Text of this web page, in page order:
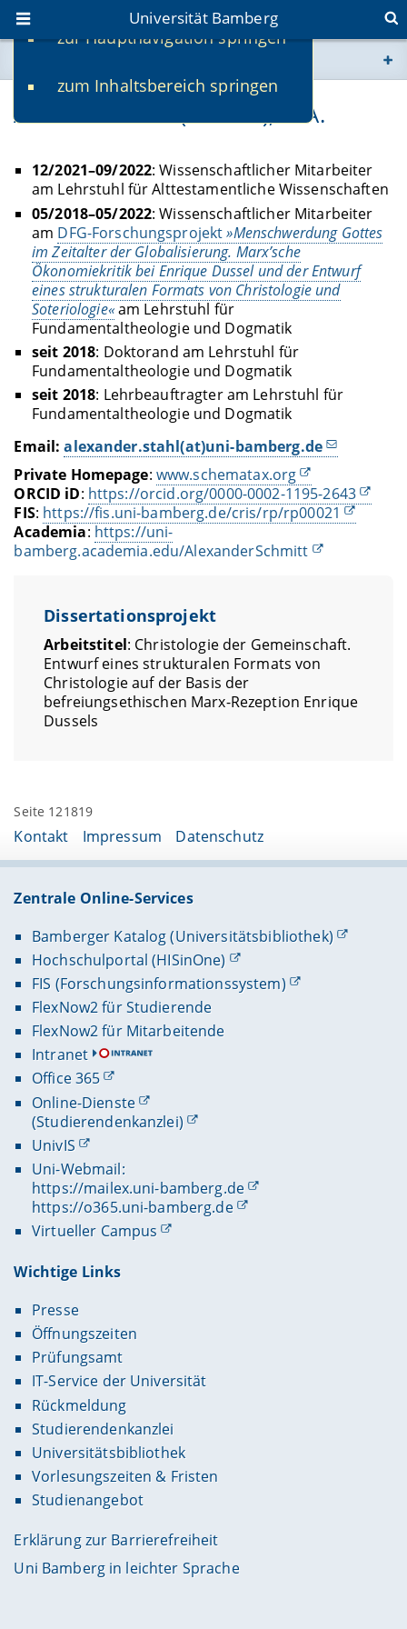
zur Hauptnavigation springen
zum Inhaltsbereich springen
Universität Bamberg
www.uni-bamberg.de
fis.uni-bamberg.de
Alexander Stahl (Schmitt), M.A.
12/2021–09/2022: Wissenschaftlicher Mitarbeiter
am Lehrstuhl für Alttestamentliche Wissenschaften
05/2018–05/2022: Wissenschaftlicher Mitarbeiter
am DFG-Forschungsprojekt»Menschwerdung Gottes
im Zeitalter der Globalisierung. Marx’sche
Ökonomiekritik bei Enrique Dussel und der Entwurf
eines strukturalen Formats von Christologie und
Soteriologie«am Lehrstuhl für
Fundamentaltheologie und Dogmatik
seit 2018: Doktorand am Lehrstuhl für
Fundamentaltheologie und Dogmatik
seit 2018: Lehrbeauftragter am Lehrstuhl für
Fundamentaltheologie und Dogmatik
Email:alexander.stahl(at)uni-bamberg.de
Private Homepage: www.schematax.org
ORCID iD: https://orcid.org/0000-0002-1195-2643
FIS: https://fis.uni-bamberg.de/cris/rp/rp00021
Academia: https://uni-
bamberg.academia.edu/AlexanderSchmitt
Dissertationsprojekt
Arbeitstitel: Christologie der Gemeinschaft.
Entwurf eines strukturalen Formats von
Christologie auf der Basis der
befreiungsethischen Marx-Rezeption Enrique
Dussels
Seite 121819
Kontakt Impressum Datenschutz
Zentrale Online-Services
Bamberger Katalog (Universitätsbibliothek)
Hochschulportal (HISinOne)
FIS (Forschungsinformationssystem)
FlexNow2 für Studierende
FlexNow2 für Mitarbeitende
Intranet
Office 365
Online-Dienste
(Studierendenkanzlei)
UnivIS
Uni-Webmail:
https://mailex.uni-bamberg.de
https://o365.uni-bamberg.de
Virtueller Campus
Wichtige Links
Presse
Öffnungszeiten
Prüfungsamt
IT-Service der Universität
Rückmeldung
Studierendenkanzlei
Universitätsbibliothek
Vorlesungszeiten & Fristen
Studienangebot
Erklärung zur Barrierefreiheit
Uni Bamberg in leichter Sprache